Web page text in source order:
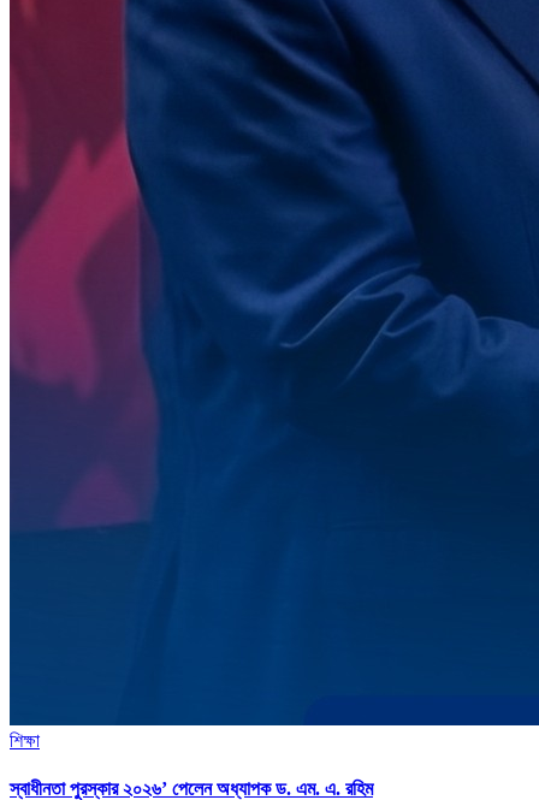
শিক্ষা
স্বাধীনতা পুরস্কার ২০২৬’ পেলেন অধ্যাপক ড. এম. এ. রহিম